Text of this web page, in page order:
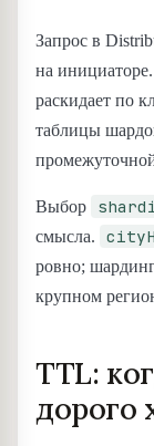
Запрос в
на
раскидает по
таблицы
Выбор
смысла.
ровно;
крупном
TTL:
дорого